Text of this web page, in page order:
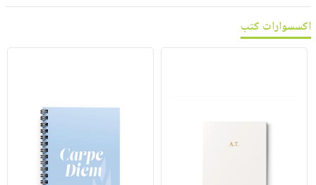
اكسسوارات كتب